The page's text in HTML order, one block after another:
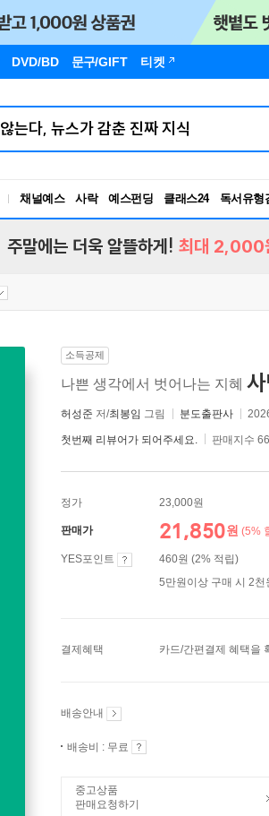
DVD/BD 문구/GIFT 티켓
채널예스 사락 예스펀딩 클래스24
독서유형
RBTI Lab
주말에는 더욱 알뜰하게! 최대 2,000
소득공제
나쁜 생각에서 벗어나는 지혜
허성준 저/최봉임 그림 분도출판사
첫번째 리뷰어가 되어주세요. 판매지수 66
정가 23,000원
판매가 21,850원 (5%
YES포인트
460원 (2% 적립)
5만원이상 구매 시 2천
결제혜택 카드/간편결제 혜택을
배송안내
배송비 : 무료
중고상품
판매요청하기